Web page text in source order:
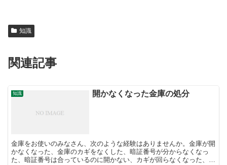
知識
関連記事
知識 開かなくなった金庫の処分
金庫をお使いのみなさん、次のような経験はありませんか。金庫が開
かなくなった、金庫のカギをなくした、暗証番号が分からなくなっ
た、暗証番号は合っているのに開かない、カギが回らなくなった、カ